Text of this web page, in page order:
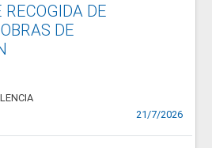
DE
DE
21/7/2026